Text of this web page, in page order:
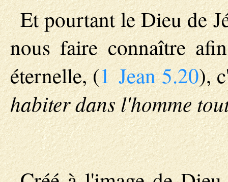
Et pourtant le Dieu de
nous faire connaître
éternelle, (1 Jean 5.20),
habiter dans l'homme